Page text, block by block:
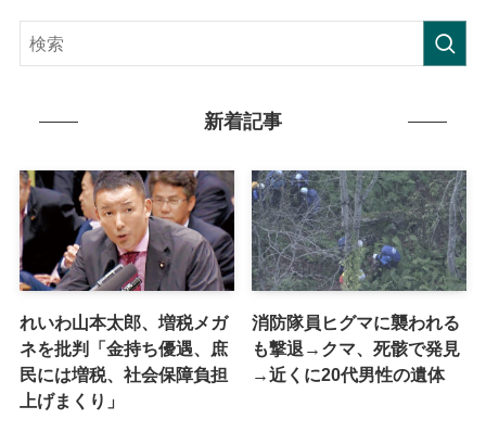
新着記事
れいわ山本太郎、増税メガ
ネを批判「金持ち優遇、庶
民には増税、社会保障負担
上げまくり」
消防隊員ヒグマに襲われる
も撃退→クマ、死骸で発見
→近くに20代男性の遺体